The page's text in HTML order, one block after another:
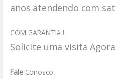
anos atendendo com
COM GARANTIA !
Solicite uma visita
Fale Conosco